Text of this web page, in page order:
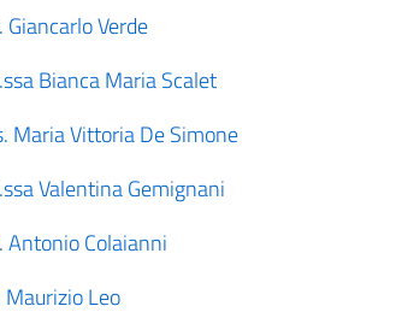
Giancarlo Verde
Bianca Maria Scalet
Maria Vittoria De Simone
Valentina Gemignani
Antonio Colaianni
Maurizio Leo